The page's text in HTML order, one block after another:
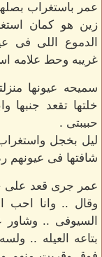
عمر باستغراب
زين هو كمان
الدموع اللى فى
غريبه وحط علامه
سميحه عيونها
خلتها تقعد
حبيبتى .
ليل بخجل
شافتها فى
عمر جرى قعد على
وقال .. وانا احب
السيوفى ..
بتاعه العيله ..